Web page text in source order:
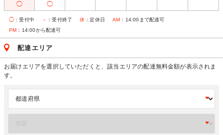
◯ ◯
◯ ：受付中 － ：受付終了 休 ：定休日 AM ：14:00まで配達可
PM ：14:00から配達可
配達エリア
お届けエリアを選択していただくと、該当エリアの配達無料金額が表示されま
す。